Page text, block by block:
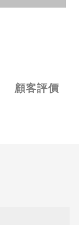
顧客評價